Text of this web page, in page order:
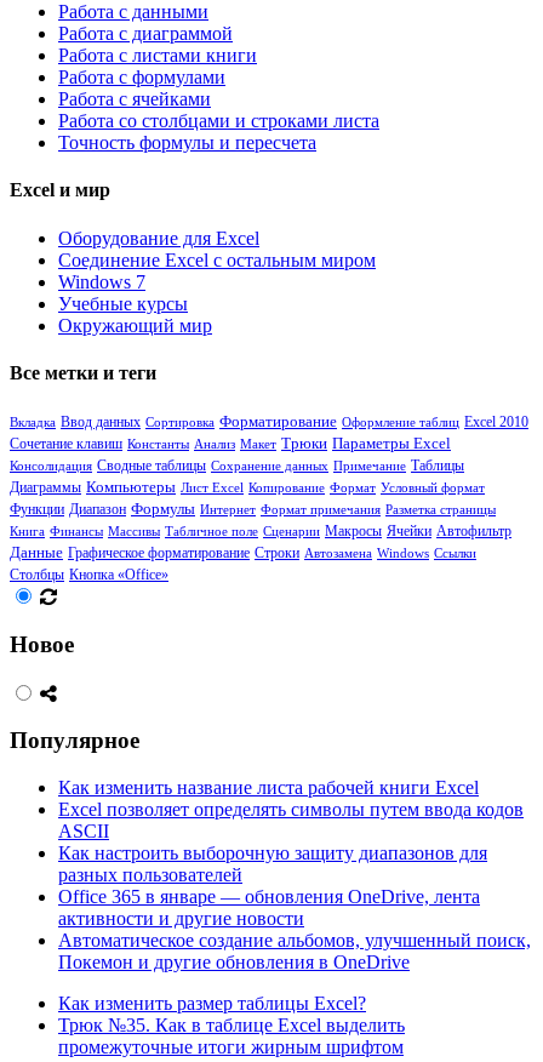
Работа с данными
Работа с диаграммой
Работа с листами книги
Работа с формулами
Работа с ячейками
Работа со столбцами и строками листа
Точность формулы и пересчета
Excel и мир
Оборудование для Excel
Соединение Excel с остальным миром
Windows 7
Учебные курсы
Окружающий мир
Все метки и теги
Вкладка Ввод данных Сортировка Форматирование Оформление таблиц Excel 2010
Сочетание клавиш Константы Анализ Макет Трюки Параметры Excel
Консолидация Сводные таблицы Сохранение данных Примечание Таблицы
Диаграммы Компьютеры Лист Excel Копирование Формат Условный формат
Функции Диапазон Формулы Интернет Формат примечания Разметка страницы
Книга Финансы Массивы Табличное поле Сценарии Макросы Ячейки Автофильтр
Данные Графическое форматирование Строки Автозамена Windows Ссылки
Столбцы Кнопка «Office»
Новое
Популярное
Как изменить название листа рабочей книги Excel
Excel позволяет определять символы путем ввода кодов
ASCII
Как настроить выборочную защиту диапазонов для
разных пользователей
Office 365 в январе — обновления OneDrive, лента
активности и другие новости
Автоматическое создание альбомов, улучшенный поиск,
Покемон и другие обновления в OneDrive
Как изменить размер таблицы Excel?
Трюк №35. Как в таблице Excel выделить
промежуточные итоги жирным шрифтом